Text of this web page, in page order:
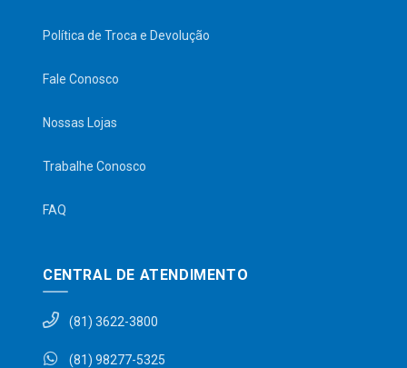
Política de Troca e Devolução
Fale Conosco
Nossas Lojas
Trabalhe Conosco
FAQ
CENTRAL DE ATENDIMENTO
(81) 3622-3800
(81) 98277-5325